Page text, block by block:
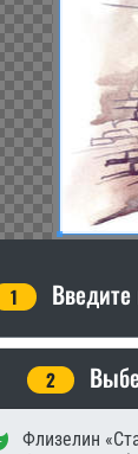
1
2
Флизелин